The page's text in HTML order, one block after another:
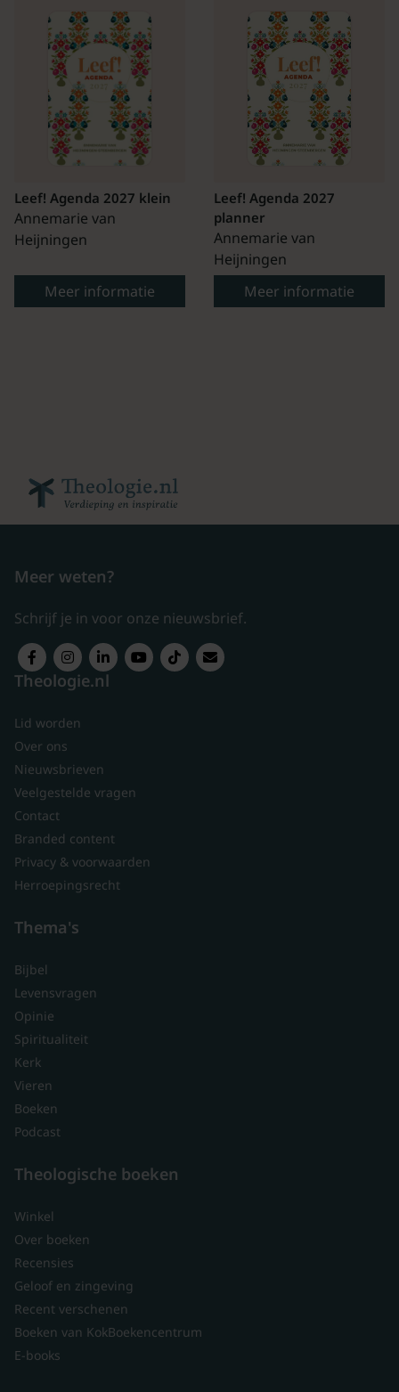
Leef! Agenda 2027 klein
Annemarie van
Heijningen
Meer informatie
Leef! Agenda 2027
planner
Annemarie van
Heijningen
Meer informatie
Meer weten?
Schrijf je in voor onze nieuwsbrief.
Theologie.nl
Lid worden
Over ons
Nieuwsbrieven
Veelgestelde vragen
Contact
Branded content
Privacy & voorwaarden
Herroepingsrecht
Thema's
Bijbel
Levensvragen
Opinie
Spiritualiteit
Kerk
Vieren
Boeken
Podcast
Theologische boeken
Winkel
Over boeken
Recensies
Geloof en zingeving
Recent verschenen
Boeken van KokBoekencentrum
E-books